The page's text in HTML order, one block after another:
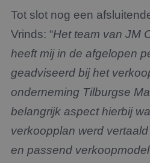
Tot slot nog een
Vrinds: “Het team van JM
heeft mij in de afgelopen
geadviseerd bij het
onderneming Tilburgse
belangrijk aspect hierbij
verkoopplan werd
en passend